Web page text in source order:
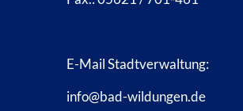
E-Mail Stadtverwaltung:
info@bad-wildungen.de